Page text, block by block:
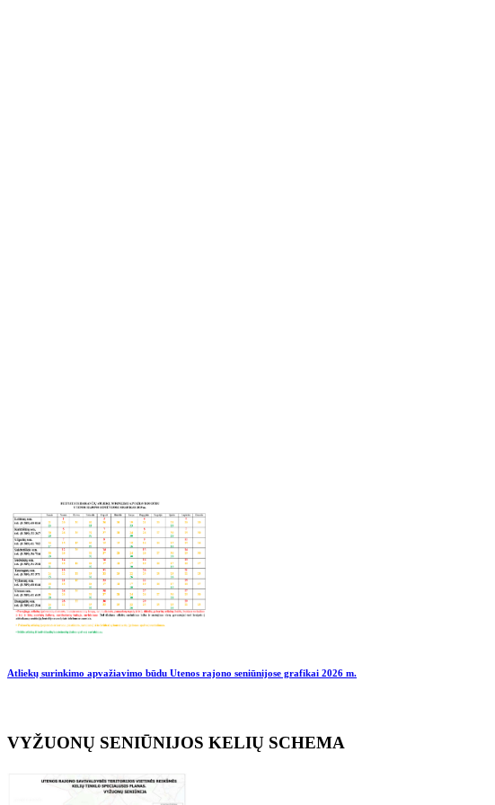
Atliekų surinkimo apvažiavimo būdu Utenos rajono seniūnijose grafikai 2026 m.
VYŽUONŲ SENIŪNIJOS KELIŲ SCHEMA